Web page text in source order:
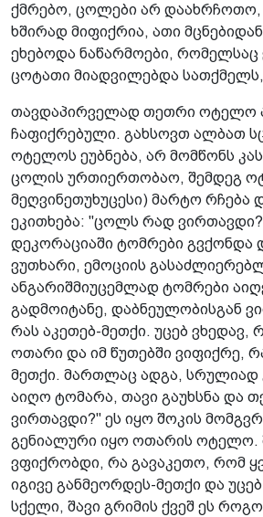
ქმრებო, ცოლები არ დაახრჩოთო,
ხშირად მიფიქრია, ათი
ეხებოდა ნაწარმოები, რომელსაც
ცოტათი მიადვილებდა
თავდაპირველად თეთრი ოტელო
ჩაფიქრებული. გახსოვთ ალბათ
ოტელოს ეუბნება, არ მომწონს
ცოლის ურთიერთობაო, შემდეგ
მეღვინეთუხუცესი) მარტო რჩება
ეკითხება: "ცოლს რად
დეკორაციაში ტომრები გვქონდა
ვუთხარი, ემოციის
ანგარიშმიუცემლად ტომრები
გადმოიტანე, დაბნეულობისგან
რას აკეთებ-მეთქი. უცებ
ოთარი და იმ წუთებში ვიფიქრე,
მეთქი. მართლაც ადგა, სრულიად
აიღო ტომარა, თავი გაუხსნა და
ვირთავდი?" ეს იყო შოკის
გენიალური იყო ოთარის ოტელო.
ვფიქრობდი, რა გავაკეთო, რომ
იგივე განმეორდეს-მეთქი და
სქელი, შავი გრიმის ქვეშ ეს